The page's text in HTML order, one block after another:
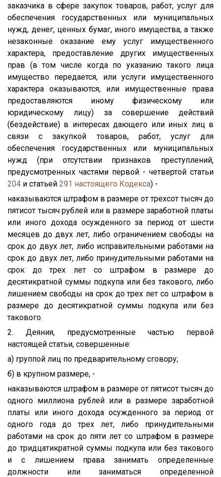
заказчика в сфере закупок товаров, работ, услуг для
обеспечения государственных или муниципальных
нужд, денег, ценных бумаг, иного имущества, а также
незаконные оказание ему услуг имущественного
характера, предоставление других имущественных
прав (в том числе когда по указанию такого лица
имущество передается, или услуги имущественного
характера оказываются, или имущественные права
предоставляются иному физическому или
юридическому лицу) за совершение действий
(бездействие) в интересах дающего или иных лиц в
связи с закупкой товаров, работ, услуг для
обеспечения государственных или муниципальных
нужд (при отсутствии признаков преступлений,
предусмотренных частями первой - четвертой статьи
204 и статьей 291 настоящего Кодекса) -
наказываются штрафом в размере от трехсот тысяч до
пятисот тысяч рублей или в размере заработной платы
или иного дохода осужденного за период от шести
месяцев до двух лет, либо ограничением свободы на
срок до двух лет, либо исправительными работами на
срок до двух лет, либо принудительными работами на
срок до трех лет со штрафом в размере до
десятикратной суммы подкупа или без такового, либо
лишением свободы на срок до трех лет со штрафом в
размере до десятикратной суммы подкупа или без
такового.
2. Деяния, предусмотренные частью первой
настоящей статьи, совершенные:
а) группой лиц по предварительному сговору;
б) в крупном размере, -
наказываются штрафом в размере от пятисот тысяч до
одного миллиона рублей или в размере заработной
платы или иного дохода осужденного за период от
одного года до трех лет, либо принудительными
работами на срок до пяти лет со штрафом в размере
до тридцатикратной суммы подкупа или без такового
и с лишением права занимать определенные
должности или заниматься определенной